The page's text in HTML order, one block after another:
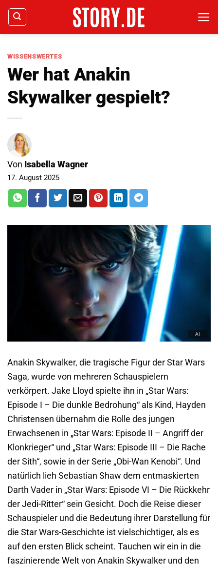
Zum
Inhalt
springen
WISSENSWERTES
Wer hat Anakin
Skywalker gespielt?
Von Isabella Wagner
17. August 2025
Anakin Skywalker, die tragische Figur der Star Wars
Saga, wurde von mehreren Schauspielern
verkörpert. Jake Lloyd spielte ihn in „Star Wars:
Episode I – Die dunkle Bedrohung“ als Kind, Hayden
Christensen übernahm die Rolle des jungen
Erwachsenen in „Star Wars: Episode II – Angriff der
Klonkrieger“ und „Star Wars: Episode III – Die Rache
der Sith“, sowie in der Serie „Obi-Wan Kenobi“. Und
natürlich lieh Sebastian Shaw dem entmaskierten
Darth Vader in „Star Wars: Episode VI – Die Rückkehr
der Jedi-Ritter“ sein Gesicht. Doch die Reise dieser
Schauspieler und die Bedeutung ihrer Darstellung für
die Star Wars-Geschichte ist vielschichtiger, als es
auf den ersten Blick scheint. Tauchen wir ein in die
faszinierende Welt von Anakin Skywalker und den